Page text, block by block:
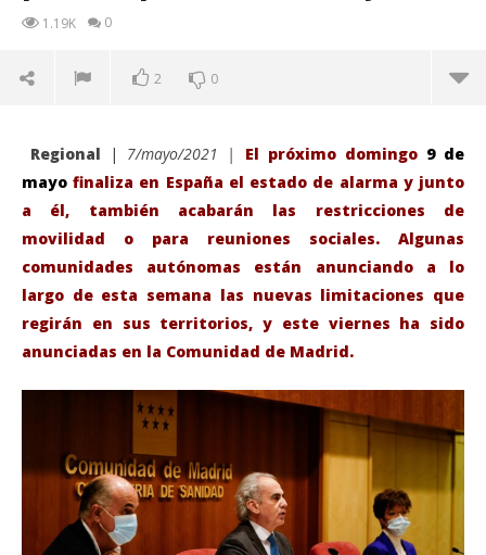
1.19K 0
2 0
VIENDO AHORA
La Comunidad de Madrid adopta nuevas medidas y
restricciones para después del 9 de Mayo.
mayo
2021
Admin
Regional | 7/mayo/2021 | El próximo domingo 9 de
mayo finaliza en España el estado de alarma y junto
a él, también acabarán las restricciones de
movilidad o para reuniones sociales. Algunas
comunidades autónomas están anunciando a lo
largo de esta semana las nuevas limitaciones que
regirán en sus territorios, y este viernes ha sido
anunciadas en la Comunidad de Madrid.